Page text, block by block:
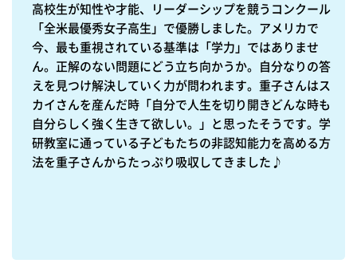
高校生が知性や才能、リーダーシップを競うコンクール
「全米最優秀女子高生」で優勝しました。アメリカで
今、最も重視されている基準は「学力」ではありませ
ん。正解のない問題にどう立ち向かうか。自分なりの答
えを見つけ解決していく力が問われます。重子さんはス
カイさんを産んだ時「自分で人生を切り開きどんな時も
自分らしく強く生きて欲しい。」と思ったそうです。学
研教室に通っている子どもたちの非認知能力を高める方
法を重子さんからたっぷり吸収してきました♪